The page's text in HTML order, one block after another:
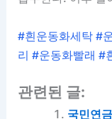
#흰운동화세탁 #
리 #운동화빨래 #
관련된 글:
국민연